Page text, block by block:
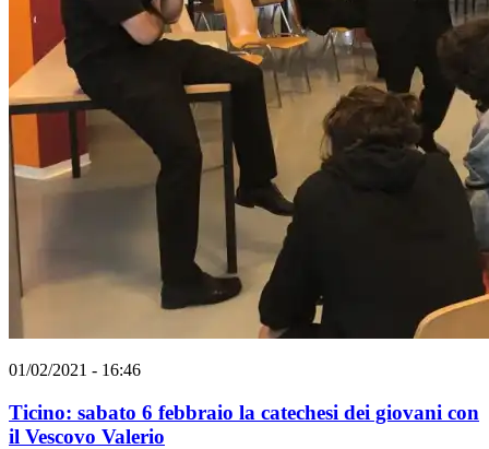
01/02/2021 - 16:46
Ticino: sabato 6 febbraio la catechesi dei giovani con
il Vescovo Valerio